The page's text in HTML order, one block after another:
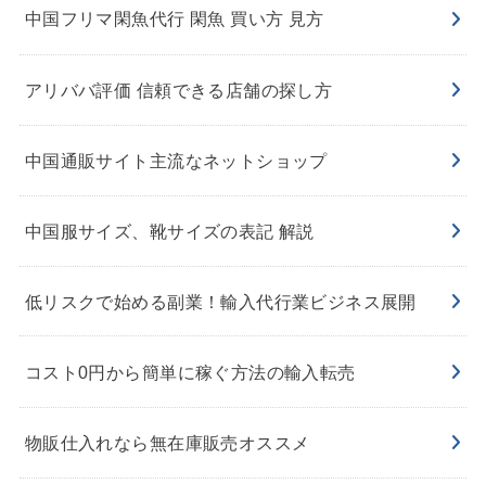
中国フリマ閑魚代行 閑魚 買い方 見方
アリババ評価 信頼できる店舗の探し方
中国通販サイト主流なネットショップ
中国服サイズ、靴サイズの表記 解説
低リスクで始める副業！輸入代行業ビジネス展開
コスト0円から簡単に稼ぐ方法の輸入転売
物販仕入れなら無在庫販売オススメ